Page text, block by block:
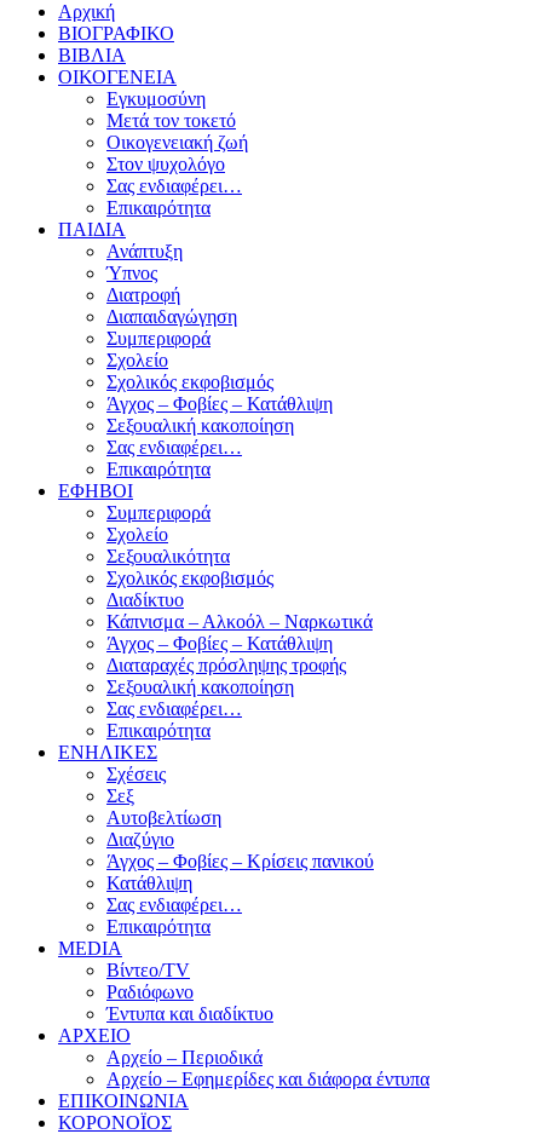
Αρχική
ΒΙΟΓΡΑΦΙΚΟ
ΒΙΒΛΙΑ
ΟΙΚΟΓΕΝΕΙΑ
Εγκυμοσύνη
Μετά τον τοκετό
Οικογενειακή ζωή
Στον ψυχολόγο
Σας ενδιαφέρει…
Επικαιρότητα
ΠΑΙΔΙΑ
Ανάπτυξη
Ύπνος
Διατροφή
Διαπαιδαγώγηση
Συμπεριφορά
Σχολείο
Σχολικός εκφοβισμός
Άγχος – Φοβίες – Κατάθλιψη
Σεξουαλική κακοποίηση
Σας ενδιαφέρει…
Επικαιρότητα
ΕΦΗΒΟΙ
Συμπεριφορά
Σχολείο
Σεξουαλικότητα
Σχολικός εκφοβισμός
Διαδίκτυο
Κάπνισμα – Αλκοόλ – Ναρκωτικά
Άγχος – Φοβίες – Κατάθλιψη
Διαταραχές πρόσληψης τροφής
Σεξουαλική κακοποίηση
Σας ενδιαφέρει…
Επικαιρότητα
ΕΝΗΛΙΚΕΣ
Σχέσεις
Σεξ
Αυτοβελτίωση
Διαζύγιο
Άγχος – Φοβίες – Κρίσεις πανικού
Κατάθλιψη
Σας ενδιαφέρει…
Επικαιρότητα
MEDIA
Βίντεο/TV
Ραδιόφωνο
Έντυπα και διαδίκτυο
ΑΡΧΕΙΟ
Αρχείο – Περιοδικά
Αρχείο – Εφημερίδες και διάφορα έντυπα
ΕΠΙΚΟΙΝΩΝΙΑ
ΚΟΡΟΝΟΪΟΣ